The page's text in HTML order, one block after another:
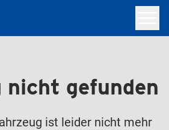
nicht gefunden
ist leider nicht mehr